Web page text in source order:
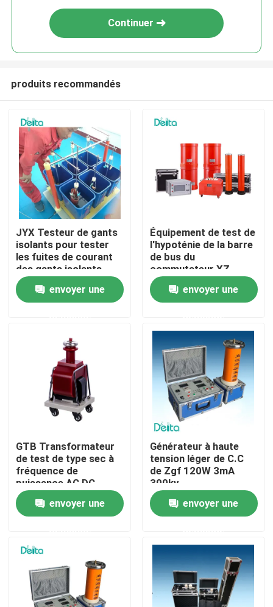
À la maison
Produits
À propos de nous
Visite de l'usine
Contrôle de la qualité
Nous contacter
Équipement d'essai électrique
Matériel d'essai au feu
Continuer
produits recommandés
JYX Testeur de gants
isolants pour tester
les fuites de courant
des gants isolants
envoyer une
Équipement de test de
l'hypoténie de la barre
de bus du
commutateur XZ
35kV, équipement de
test de l'hypoténie de
Gis
envoyer une
GTB Transformateur
de test de type sec à
fréquence de
puissance AC DC
résistant à la tension
envoyer une
Générateur à haute
tension léger de C.C
de Zgf 120W 3mA
300kv
envoyer une